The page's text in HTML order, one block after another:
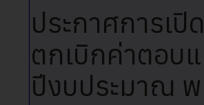
ประกาศการเปิ
ตกเบิกค่าตอบ
ปีงบประมาณ